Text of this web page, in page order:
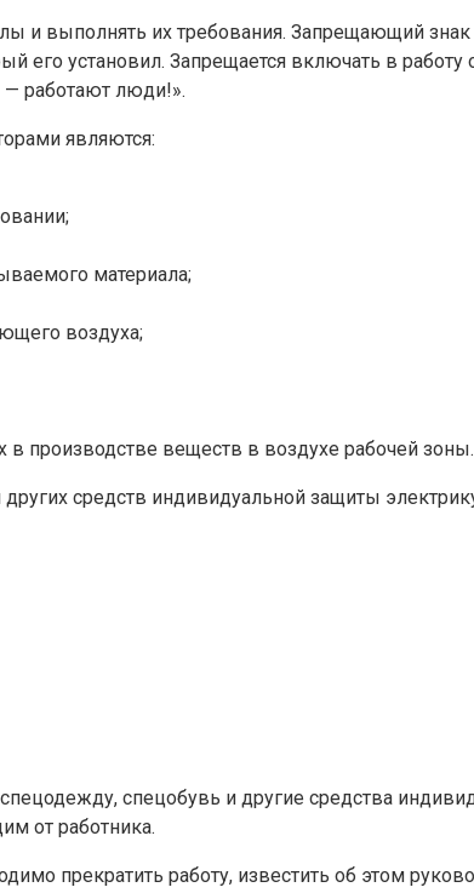
и выполнять их требования. Запрещающий
его установил. Запрещается включать в
работают люди!».
являются:
материала;
воздуха;
производстве веществ в воздухе рабочей зоны.
средств индивидуальной защиты
спецобувь и другие средства
от работника.
прекратить работу, известить об этом